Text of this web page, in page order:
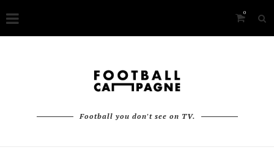
0
Football you don't see on TV.